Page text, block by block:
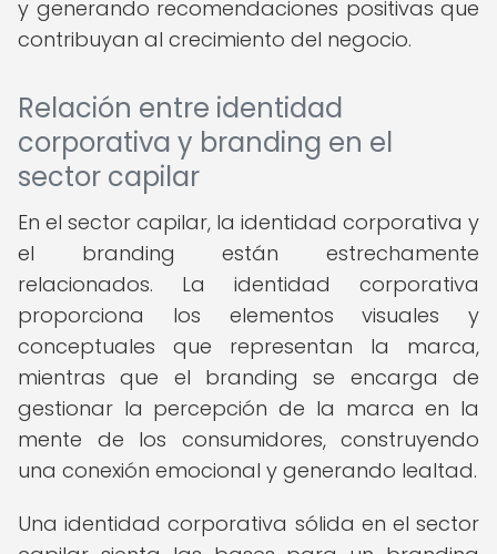
y generando recomendaciones positivas que
contribuyan al crecimiento del negocio.
Relación entre identidad
corporativa y branding en el
sector capilar
En el sector capilar, la identidad corporativa y
el branding están estrechamente
relacionados. La identidad corporativa
proporciona los elementos visuales y
conceptuales que representan la marca,
mientras que el branding se encarga de
gestionar la percepción de la marca en la
mente de los consumidores, construyendo
una conexión emocional y generando lealtad.
Una identidad corporativa sólida en el sector